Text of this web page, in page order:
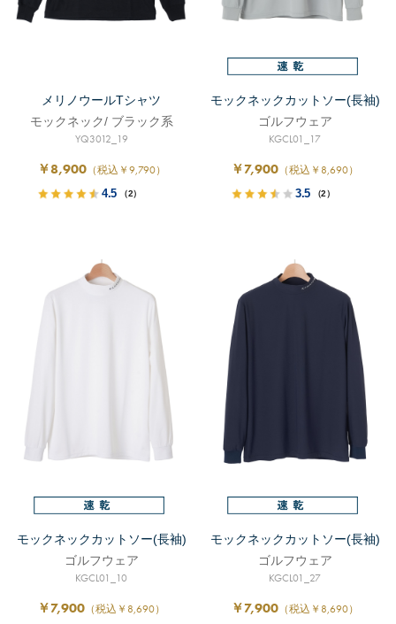
メリノウールTシャツ
モックネック/ ブラック系
YQ3012_19
￥8,900（税込￥9,790）
4.5 （2）
モックネックカットソー(長袖)
ゴルフウェア
KGCL01_17
￥7,900 （税込￥8,690）
3.5 （2）
モックネックカットソー(長袖)
ゴルフウェア
KGCL01_10
￥7,900 （税込￥8,690）
モックネックカットソー(長袖)
ゴルフウェア
KGCL01_27
￥7,900 （税込￥8,690）